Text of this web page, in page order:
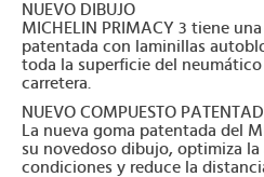
NUEVO DIBUJO
MICHELIN PRIMACY 3 tiene
patentada con laminillas
toda la superficie del
carretera.
NUEVO COMPUESTO
La nueva goma patentada del
su novedoso dibujo, optimiza la
condiciones y reduce la